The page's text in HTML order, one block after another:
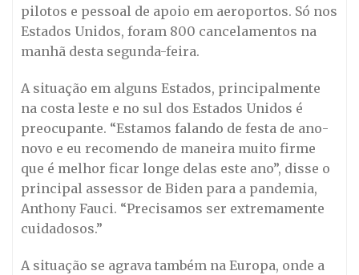
pilotos e pessoal de apoio em aeroportos. Só nos
Estados Unidos, foram 800 cancelamentos na
manhã desta segunda-feira.
A situação em alguns Estados, principalmente
na costa leste e no sul dos Estados Unidos é
preocupante. “Estamos falando de festa de ano-
novo e eu recomendo de maneira muito firme
que é melhor ficar longe delas este ano”, disse o
principal assessor de Biden para a pandemia,
Anthony Fauci. “Precisamos ser extremamente
cuidadosos.”
A situação se agrava também na Europa, onde a